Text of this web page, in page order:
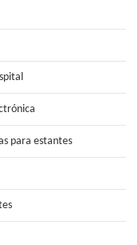
para estantes